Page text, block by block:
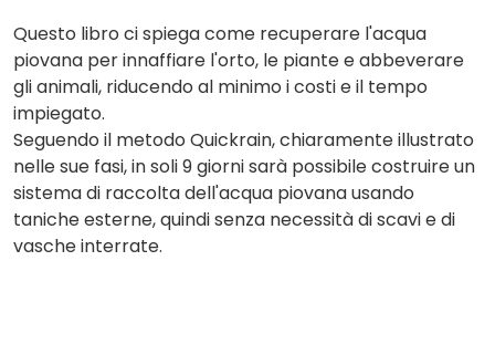
Questo libro ci spiega come recuperare l'acqua
piovana per innaffiare l'orto, le piante e abbeverare
gli animali, riducendo al minimo i costi e il tempo
impiegato.
Seguendo il metodo Quickrain, chiaramente illustrato
nelle sue fasi, in soli 9 giorni sarà possibile costruire un
sistema di raccolta dell'acqua piovana usando
taniche esterne, quindi senza necessità di scavi e di
vasche interrate.